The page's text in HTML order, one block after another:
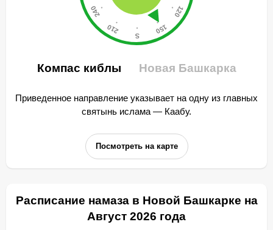
Компас киблы Новая Башкарка
Приведенное направление указывает на одну из главных
святынь ислама — Каабу.
Посмотреть на карте
Расписание намаза в Новой Башкарке на
Август 2026 года